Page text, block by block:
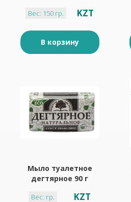
Вес: 150 гр. KZT
В корзину
Мыло туалетное
дегтярное 90 г
Вес: гр. KZT